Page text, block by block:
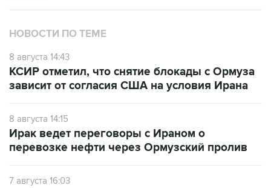
НОВОСТИ ПО ТЕМЕ
8 августа 14:43
КСИР отметил, что снятие блокады с Ормуза
зависит от согласия США на условия Ирана
8 августа 14:15
Ирак ведет переговоры с Ираном о
перевозке нефти через Ормузский пролив
7 августа 16:03